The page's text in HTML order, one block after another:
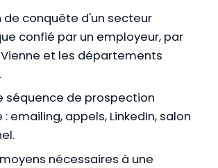
de conquête d'un secteur
confié par un employeur, par
et les départements
séquence de prospection
emailing, appels, LinkedIn, salon
nécessaires à une